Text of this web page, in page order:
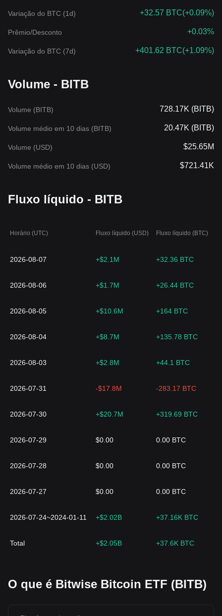
Variação do BTC (1d) +32.57 BTC(+0.09%)
Prêmio/Desconto +0.03%
Variação do BTC (7d) +401.62 BTC(+1.09%)
Volume - BITB
Volume (BITB) 728.17K (BITB)
Volume médio em 10 dias (BITB) 20.47K (BITB)
Volume (USD) $25.65M
Volume médio em 10 dias (USD) $721.41K
Fluxo líquido - BITB
Horário (UTC) Fluxo líquido (USD) Fluxo líquido (BTC)
2026-08-07 +$2.1M +32.36 BTC
2026-08-06 +$1.7M +26.44 BTC
2026-08-05 +$10.6M +164 BTC
2026-08-04 +$8.7M +135.78 BTC
2026-08-03 +$2.8M +44.1 BTC
2026-07-31 -$17.8M -283.17 BTC
2026-07-30 +$20.7M +319.69 BTC
2026-07-29 $0.00 0.00 BTC
2026-07-28 $0.00 0.00 BTC
2026-07-27 $0.00 0.00 BTC
2026-07-24~2024-01-11 +$2.02B +37.16K BTC
Total +$2.05B +37.6K BTC
O que é Bitwise Bitcoin ETF (BITB)